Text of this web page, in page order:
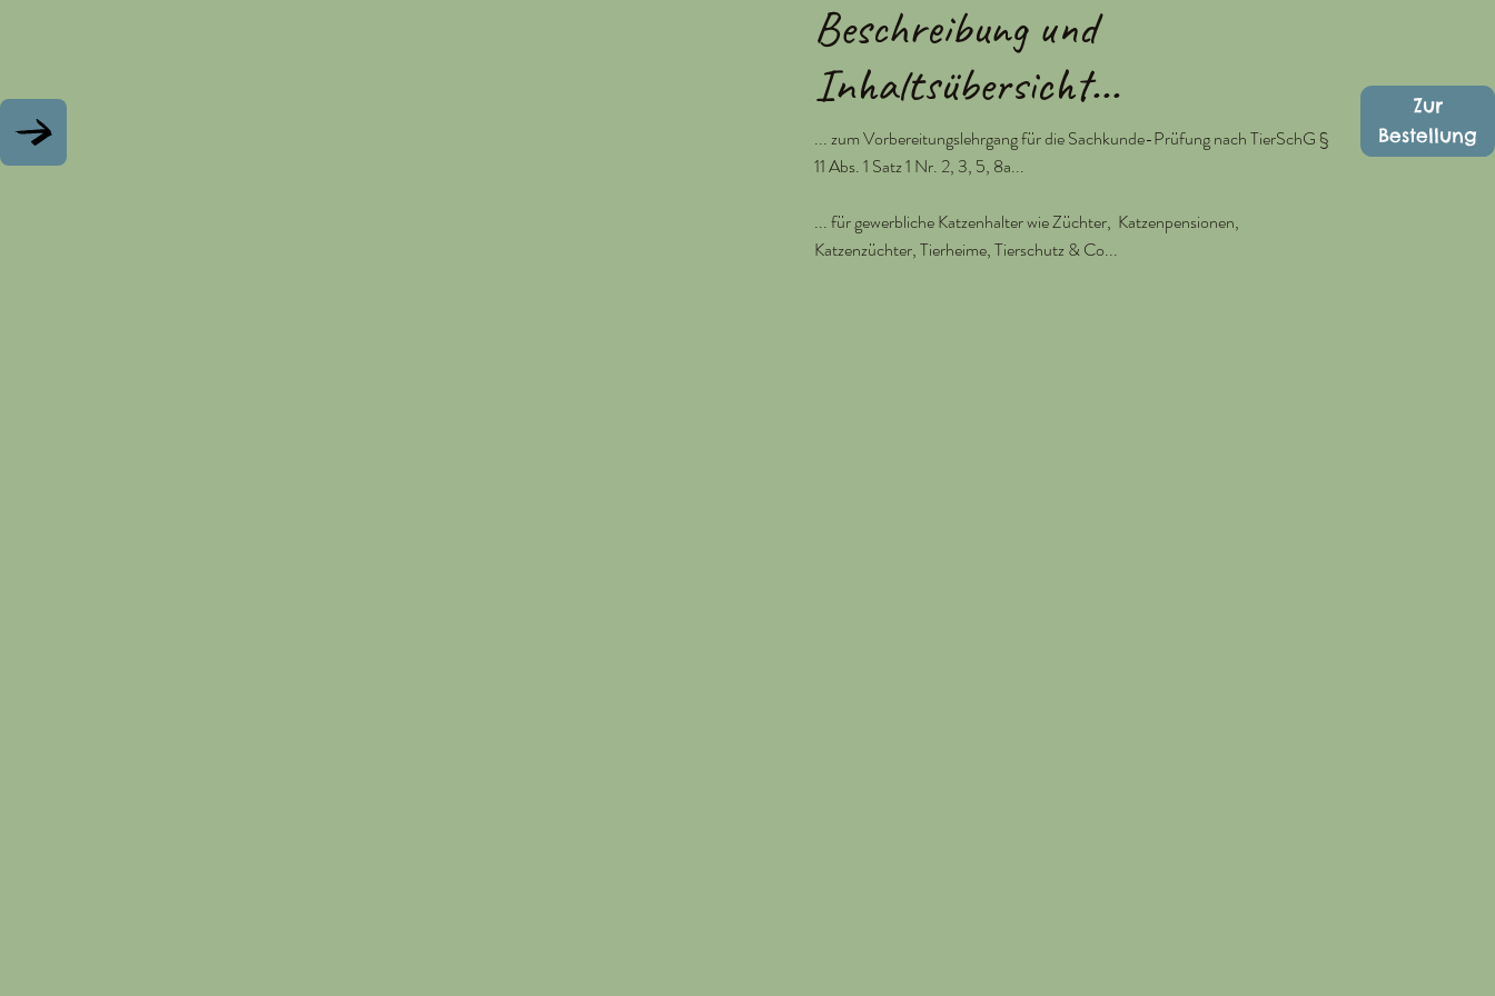
Beschreibung und
Inhaltsübersicht...
... zum Vorbereitungslehrgang für die Sachkunde-Prüfung nach TierSchG §
11 Abs. 1 Satz 1 Nr. 2, 3, 5, 8a...
... für gewerbliche Katzenhalter wie Züchter, Katzenpensionen,
Katzenzüchter, Tierheime, Tierschutz & Co...
Zur
Bestellung